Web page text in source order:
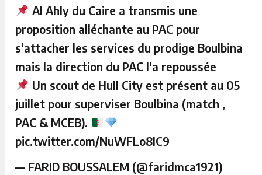
Al Ahly du Caire a transmis une
proposition alléchante au PAC pour
s'attacher les services du prodige Boulbina
mais la direction du PAC l'a repoussée
Un scout de Hull City est présent au 05
juillet pour superviser Boulbina (match ,
PAC & MCEB).
pic.twitter.com/NuWFLo8IC9
— FARID BOUSSALEM (@faridmca1921)